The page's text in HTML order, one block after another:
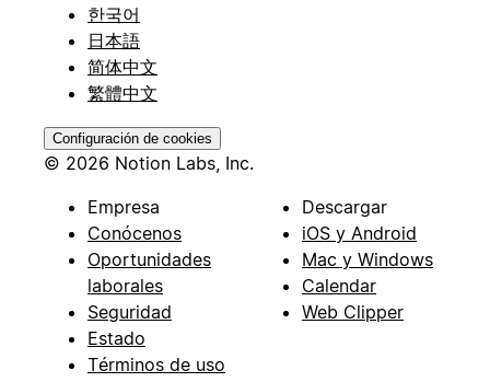
한국어
日本語
简体中文
繁體中文
Configuración de cookies
© 2026 Notion Labs, Inc.
Empresa
Conócenos
Oportunidades
laborales
Seguridad
Estado
Términos de uso
Descargar
iOS y Android
Mac y Windows
Calendar
Web Clipper